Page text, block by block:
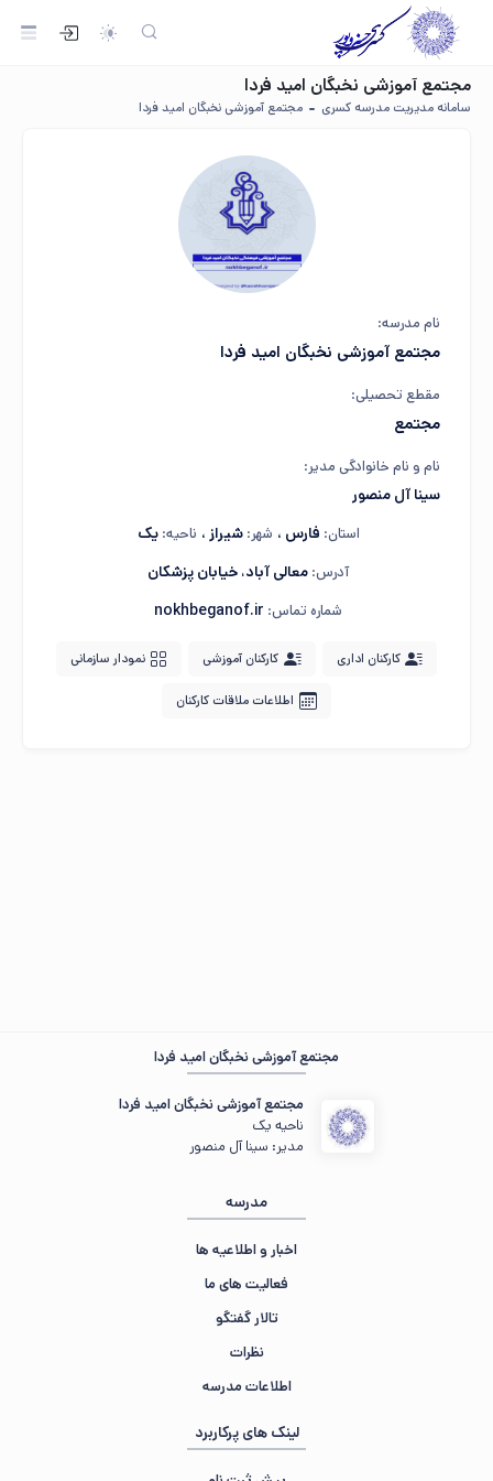
از صبر و شکیبایی شما سپاسگزاریم 🍁
مجتمع آموزشی نخبگان امید فردا
سامانه مدیریت مدرسه کسری مجتمع آموزشی نخبگان امید فردا
نام مدرسه:
مجتمع آموزشی نخبگان امید فردا
مقطع تحصیلی:
مجتمع
نام و نام خانوادگی مدیر:
سینا آل منصور
استان: فارس ، شهر: شیراز ، ناحیه: یک
آدرس: معالی آباد، خیابان پزشکان
شماره تماس: nokhbeganof.ir
کارکنان اداری کارکنان آموزشی نمودار سازمانی
اطلاعات ملاقات کارکنان
مجتمع آموزشی نخبگان امید فردا
مجتمع آموزشی نخبگان امید فردا
ناحیه یک
مدیر: سینا آل منصور
مدرسه
اخبار و اطلاعیه ها
فعالیت های ما
تالار گفتگو
نظرات
اطلاعات مدرسه
لینک های پرکاربرد